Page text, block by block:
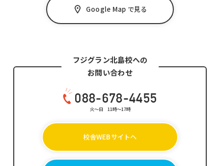
Google Map で見る
フジグラン北島校への
お問い合わせ
088-678-4455
火～日 11時～17時
校舎WEBサイトへ